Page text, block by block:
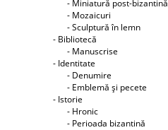
- Miniatură post-bizantină
- Mozaicuri
- Sculptură în lemn
- Bibliotecă
- Manuscrise
- Identitate
- Denumire
- Emblemă şi pecete
- Istorie
- Hronic
- Perioada bizantină